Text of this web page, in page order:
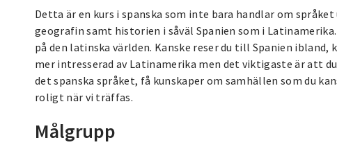
Detta är en kurs i spanska som inte bara handlar om
geografin samt historien i såväl Spanien som i
på den latinska världen. Kanske reser du till Spanien ibland,
mer intresserad av Latinamerika men det viktigaste är att
det spanska språket, få kunskaper om samhällen som du
roligt när vi träffas.
Målgrupp